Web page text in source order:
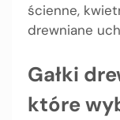
ścienne,
drewniane
Gałki
które